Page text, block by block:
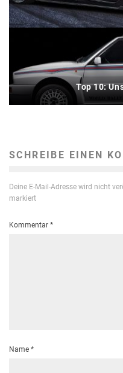
Top 10:
SCHREIBE EINEN
Deine E-Mail-Adresse wird nicht
markiert
Kommentar *
Name *